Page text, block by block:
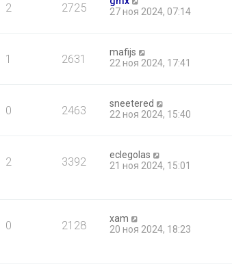
2 2725
27 ноя 2024, 07:14
1 2631
mafijs
22 ноя 2024, 17:41
0 2463
sneetered
22 ноя 2024, 15:40
2 3392
eclegolas
21 ноя 2024, 15:01
0 2128
xam
20 ноя 2024, 18:23